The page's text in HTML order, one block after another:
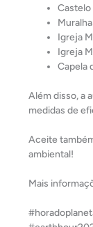
Castelo
Igreja
Igreja
Capela
Além disso, a
medidas de
Aceite
ambiental!
Mais